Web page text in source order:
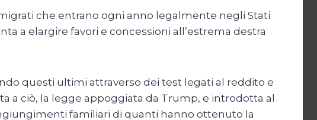
che entrano ogni anno legalmente negli Stati
a elargire favori e concessioni all’estrema destra
questi ultimi attraverso dei test legati al reddito e
a ciò, la legge appoggiata da Trump, e introdotta al
familiari di quanti hanno ottenuto la